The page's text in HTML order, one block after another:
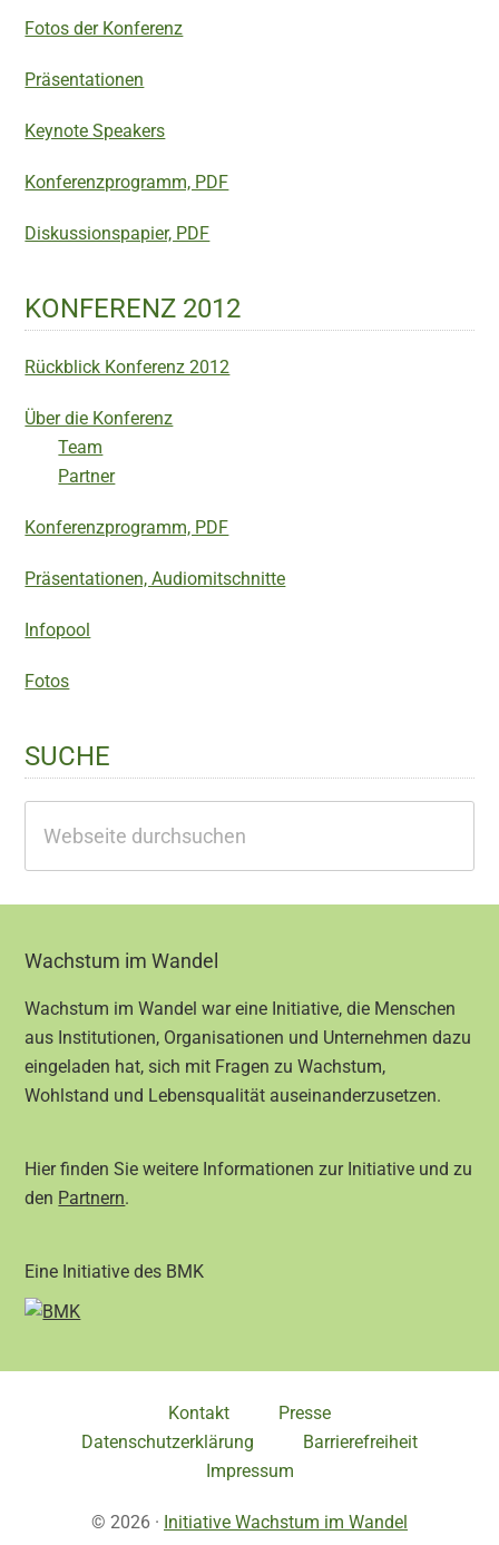
Fotos der Konferenz
Präsentationen
Keynote Speakers
Konferenzprogramm, PDF
Diskussionspapier, PDF
KONFERENZ 2012
Rückblick Konferenz 2012
Über die Konferenz
Team
Partner
Konferenzprogramm, PDF
Präsentationen, Audiomitschnitte
Infopool
Fotos
SUCHE
durchsuchen
Footer
Wachstum im Wandel
Wachstum im Wandel war eine Initiative, die Menschen
aus Institutionen, Organisationen und Unternehmen dazu
eingeladen hat, sich mit Fragen zu Wachstum,
Wohlstand und Lebensqualität auseinanderzusetzen.
Hier finden Sie weitere Informationen zur Initiative und zu
den Partnern.
Eine Initiative des BMK
Kontakt
Presse
Datenschutzerklärung
Barrierefreiheit
Impressum
© 2026 · Initiative Wachstum im Wandel